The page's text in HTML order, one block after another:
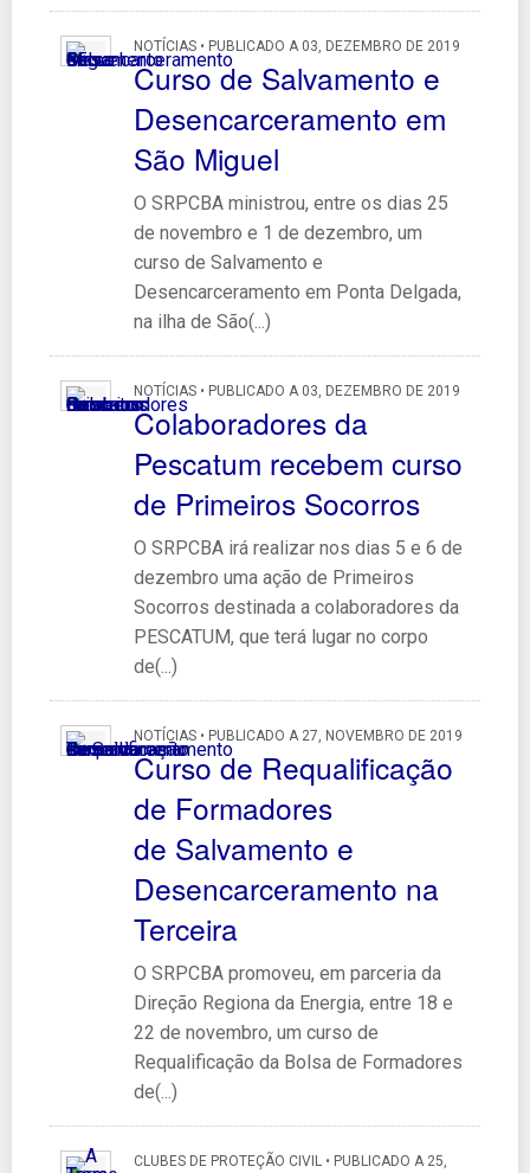
NOTÍCIAS • PUBLICADO A 03, DEZEMBRO DE 2019
Curso de Salvamento e
Desencarceramento em
São Miguel
O SRPCBA ministrou, entre os dias 25
de novembro e 1 de dezembro, um
curso de Salvamento e
Desencarceramento em Ponta Delgada,
na ilha de São(...)
NOTÍCIAS • PUBLICADO A 03, DEZEMBRO DE 2019
Colaboradores da
Pescatum recebem curso
de Primeiros Socorros
O SRPCBA irá realizar nos dias 5 e 6 de
dezembro uma ação de Primeiros
Socorros destinada a colaboradores da
PESCATUM, que terá lugar no corpo
de(...)
NOTÍCIAS • PUBLICADO A 27, NOVEMBRO DE 2019
Curso de Requalificação
de Formadores
de Salvamento e
Desencarceramento na
Terceira
O SRPCBA promoveu, em parceria da
Direção Regiona da Energia, entre 18 e
22 de novembro, um curso de
Requalificação da Bolsa de Formadores
de(...)
CLUBES DE PROTEÇÃO CIVIL • PUBLICADO A 25,